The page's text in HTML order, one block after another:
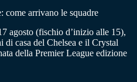
come arrivano le squadre
agosto (fischio d’inizio alle 15),
di casa del Chelsea e il Crystal
della Premier League edizione